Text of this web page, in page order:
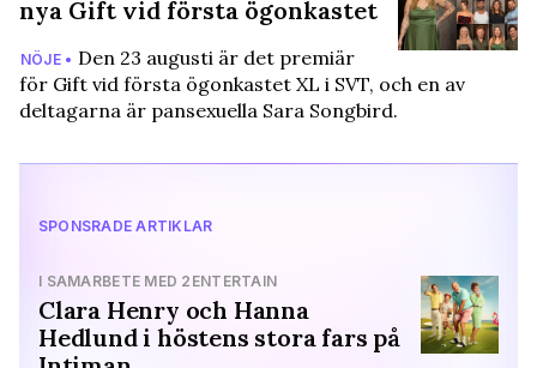
nya Gift vid första ögonkastet
NÖJE • Den 23 augusti är det premiär
för Gift vid första ögonkastet XL i SVT, och en av
deltagarna är pansexuella Sara Songbird.
SPONSRADE ARTIKLAR
I SAMARBETE MED 2ENTERTAIN
Clara Henry och Hanna
Hedlund i höstens stora fars på